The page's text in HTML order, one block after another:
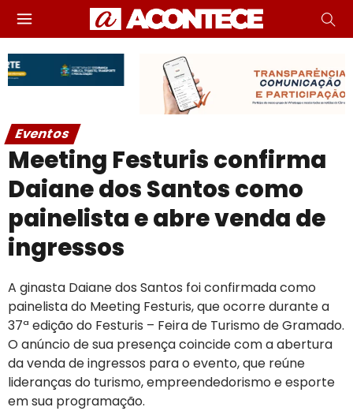
Eventos
Meeting Festuris confirma
Daiane dos Santos como
painelista e abre venda de
ingressos
A ginasta Daiane dos Santos foi confirmada como
painelista do Meeting Festuris, que ocorre durante a
37ª edição do Festuris – Feira de Turismo de Gramado.
O anúncio de sua presença coincide com a abertura
da venda de ingressos para o evento, que reúne
lideranças do turismo, empreendedorismo e esporte
em sua programação.